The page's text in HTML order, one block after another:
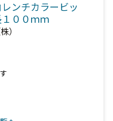
ンチカラービッ
００ｍｍ
）